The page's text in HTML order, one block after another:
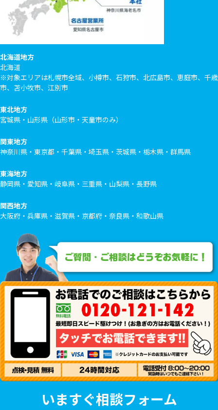
北海道地方
北海道
※対象エリアは札幌市全域、小樽市、石狩市、北広島市、恵庭市、千歳
市、苫小牧市、江別市
東北地方
宮城県・山形県（山形市・天童市のみ）
関東地方
神奈川県・東京都・千葉県・埼玉県・茨城県・栃木県・群馬県
東海地方
静岡県・愛知県・岐阜県・三重県・山梨県・長野県
関西地方
大阪府・兵庫県・滋賀県・京都府・奈良県・和歌山県
いますぐ相談フォーム